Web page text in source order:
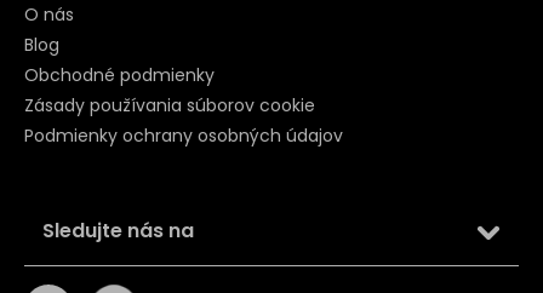
O nás
Blog
Obchodné podmienky
Zásady používania súborov cookie
Podmienky ochrany osobných údajov
Sledujte nás na